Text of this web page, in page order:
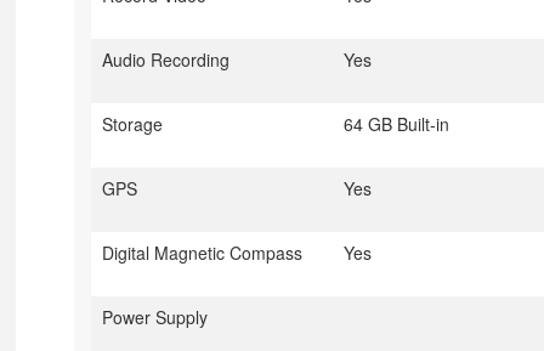
Audio Recording Yes
Storage 64 GB Built-in
GPS Yes
Digital Magnetic Compass Yes
Power Supply